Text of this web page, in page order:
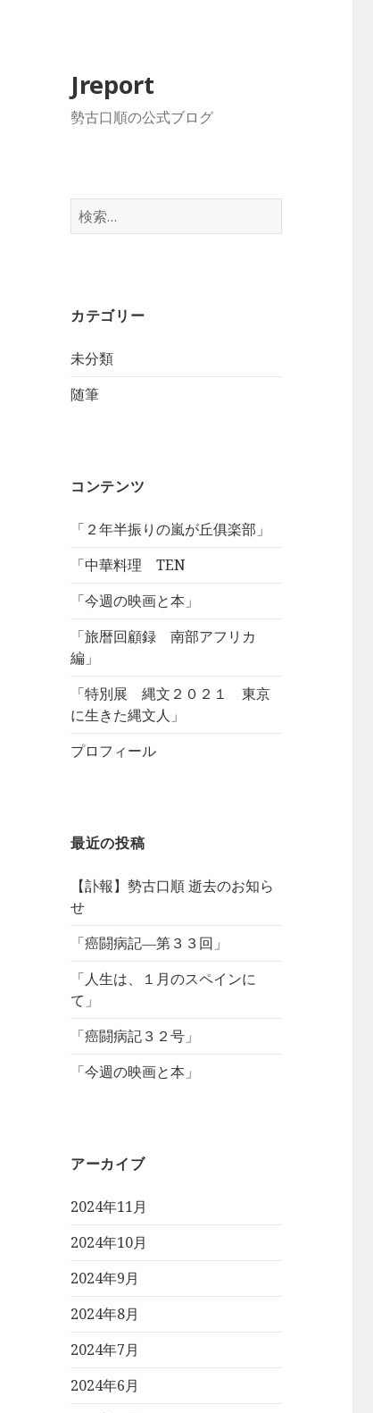
Jreport
勢古口順の公式ブログ
検
索:
カテゴリー
未分類
随筆
コンテンツ
「２年半振りの嵐が丘俱楽部」
「中華料理 TEN
「今週の映画と本」
「旅暦回顧録 南部アフリカ
編」
「特別展 縄文２０２１ 東京
に生きた縄文人」
プロフィール
最近の投稿
【訃報】勢古口順 逝去のお知ら
せ
「癌闘病記―第３３回」
「人生は、１月のスペインに
て」
「癌闘病記３２号」
「今週の映画と本」
アーカイブ
2024年11月
2024年10月
2024年9月
2024年8月
2024年7月
2024年6月